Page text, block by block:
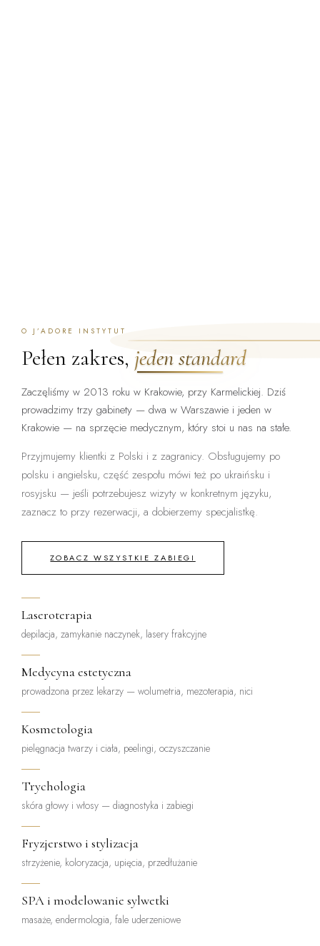
O J’ADORE INSTYTUT
Pełen zakres, jeden standard
Zaczęliśmy w 2013 roku w Krakowie, przy Karmelickiej. Dziś
prowadzimy trzy gabinety — dwa w Warszawie i jeden w
Krakowie — na sprzęcie medycznym, który stoi u nas na stałe.
Przyjmujemy klientki z Polski i z zagranicy. Obsługujemy po
polsku i angielsku, część zespołu mówi też po ukraińsku i
rosyjsku — jeśli potrzebujesz wizyty w konkretnym języku,
zaznacz to przy rezerwacji, a dobierzemy specjalistkę.
ZOBACZ WSZYSTKIE ZABIEGI
Laseroterapia
depilacja, zamykanie naczynek, lasery frakcyjne
Medycyna estetyczna
prowadzona przez lekarzy — wolumetria, mezoterapia, nici
Kosmetologia
pielęgnacja twarzy i ciała, peelingi, oczyszczanie
Trychologia
skóra głowy i włosy — diagnostyka i zabiegi
Fryzjerstwo i stylizacja
strzyżenie, koloryzacja, upięcia, przedłużanie
SPA i modelowanie sylwetki
masaże, endermologia, fale uderzeniowe